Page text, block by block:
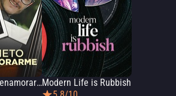
Prometo no enamorarmeModern Life is Rubbish